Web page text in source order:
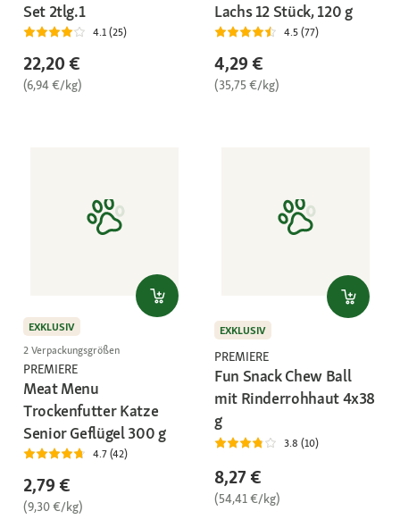
Set 2tlg.1
4.1 (25)
22,20 €
(6,94 €/kg)
Lachs 12 Stück, 120 g
4.5 (77)
4,29 €
(35,75 €/kg)
EXKLUSIV
2 Verpackungsgrößen
PREMIERE
Meat Menu
Trockenfutter Katze
Senior Geflügel 300 g
4.7 (42)
2,79 €
(9,30 €/kg)
EXKLUSIV
PREMIERE
Fun Snack Chew Ball
mit Rinderrohhaut 4x38
g
3.8 (10)
8,27 €
(54,41 €/kg)